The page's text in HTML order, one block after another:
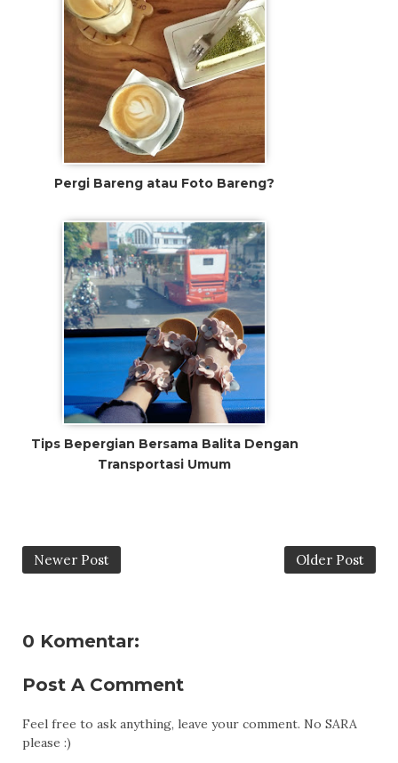
Pergi Bareng atau Foto Bareng?
Tips Bepergian Bersama Balita Dengan
Transportasi Umum
Newer Post Older Post
0 Komentar:
Post A Comment
Feel free to ask anything, leave your comment. No SARA
please :)